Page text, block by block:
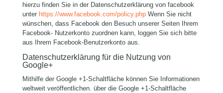
hierzu finden Sie in der Datenschutzerklärung von facebook
unter https://www.facebook.com/policy.phpWenn Sie nicht
wünschen, dass Facebook den Besuch unserer Seiten Ihrem
Facebook- Nutzerkonto zuordnen kann, loggen Sie sich bitte
aus Ihrem Facebook-Benutzerkonto aus.
Datenschutzerklärung für die Nutzung von
Google+
Mithilfe der Google +1-Schaltfläche können Sie Informationen
weltweit veröffentlichen. über die Google +1-Schaltfläche